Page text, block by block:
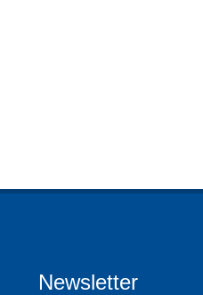
Newsletter